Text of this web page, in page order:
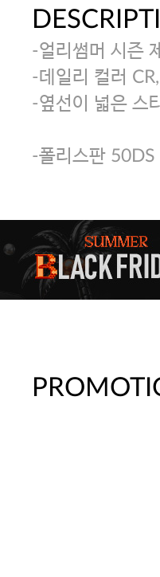
-얼리썸머 시즌
-데일리 컬러
-옆선이 넓은 스
-폴리스판 50DS